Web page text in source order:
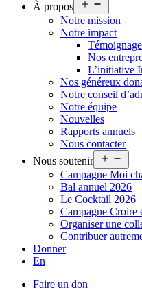
À propos
le
menu
Notre mission
Notre impact
Nos
L’initiative
Nos généreux
Notre conseil
Notre équipe
Nouvelles
Rapports annuels
Nous contacter
Nous soutenir
le
Campagne Moi
Bal annuel 2026
Le Cocktail 2026
Campagne Croire
Organiser une
Contribuer
Donner
En
Faire un don